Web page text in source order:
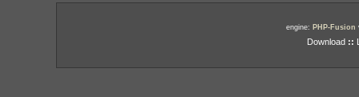
engine: PHP-Fusion
Download ::